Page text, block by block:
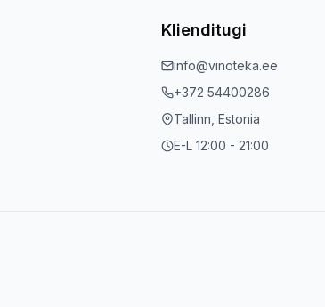
Klienditugi
info@vinoteka.ee
+372 54400286
Tallinn, Estonia
E-L 12:00 - 21:00